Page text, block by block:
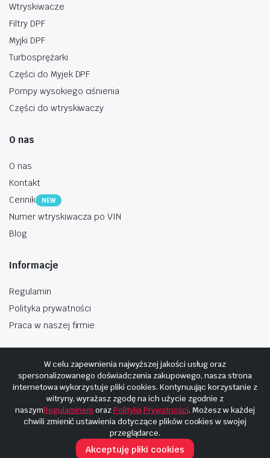
Wtryskiwacze
Filtry DPF
Myjki DPF
Turbosprężarki
Części do Myjek DPF
Pompy wysokiego ciśnienia
Części do wtryskiwaczy
O nas
O nas
Kontakt
Cennik
NEW
Numer wtryskiwacza po VIN
Blog
Informacje
Regulamin
Polityka prywatności
Praca w naszej firmie
Copyright © 2025 Hosting i budowa Cyberplaneta.pl
W celu zapewnienia najwyższej jakości usług oraz
spersonalizowanego doświadczenia zakupowego, nasza strona
internetowa wykorzystuje pliki cookies. Kontynuując korzystanie z
witryny, wyrażasz zgodę na ich użycie zgodnie z
naszymRegulaminem orazPolityką Prywatności. Możesz w każdej
chwili zmienić ustawienia dotyczące plików cookies w swojej
przeglądarce.
Akceptuję pliki cookies